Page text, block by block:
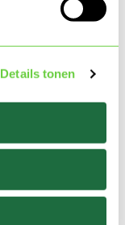
Details tonen